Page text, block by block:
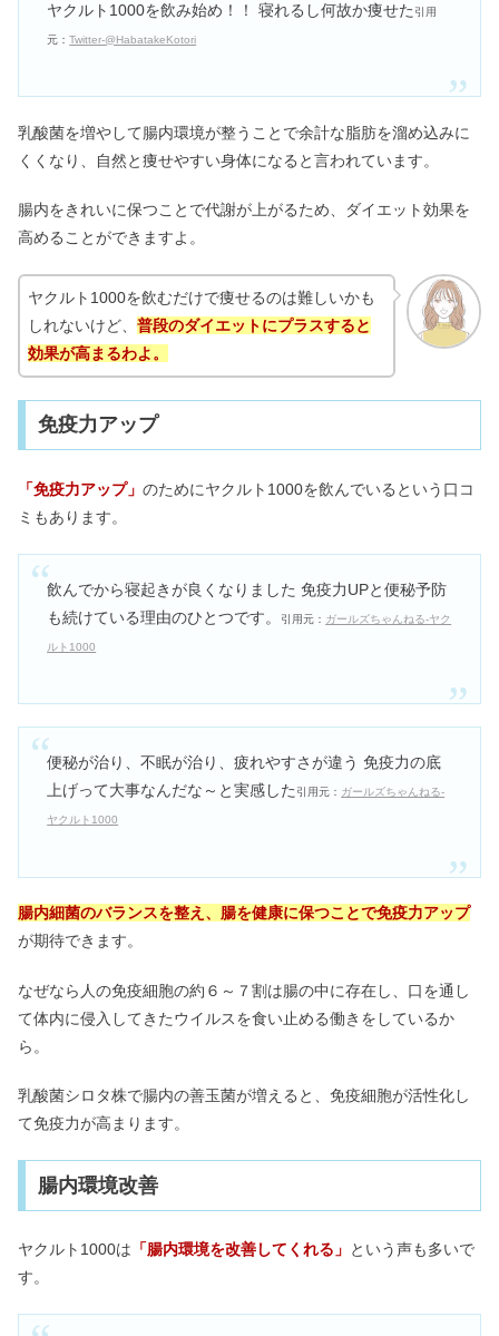
ヤクルト1000を飲み始め！！ 寝れるし何故か痩せた 引用
元：Twitter-@HabatakeKotori
乳酸菌を増やして腸内環境が整うことで余計な脂肪を溜め込みに
くくなり、自然と痩せやすい身体になると言われています。
腸内をきれいに保つことで代謝が上がるため、ダイエット効果を
高めることができますよ。
ヤクルト1000を飲むだけで痩せるのは難しいかも
しれないけど、 普段のダイエットにプラスすると
効果が高まるわよ。
免疫力アップ
「免疫力アップ」 のためにヤクルト1000を飲んでいるという口コ
ミもあります。
飲んでから寝起きが良くなりました 免疫力UPと便秘予防
も続けている理由のひとつです。
引用元： ガールズちゃんねる-ヤク
ルト1000
便秘が治り、不眠が治り、疲れやすさが違う 免疫力の底
上げって大事なんだな～と実感した 引用元： ガールズちゃんねる-
ヤクルト1000
腸内細菌のバランスを整え、腸を健康に保つことで免疫力アップ
が期待できます。
なぜなら人の免疫細胞の約６～７割は腸の中に存在し、口を通し
て体内に侵入してきたウイルスを食い止める働きをしているか
ら。
乳酸菌シロタ株で腸内の善玉菌が増えると、免疫細胞が活性化し
て免疫力が高まります。
腸内環境改善
ヤクルト1000は 「腸内環境を改善してくれる」 という声も多いで
す。